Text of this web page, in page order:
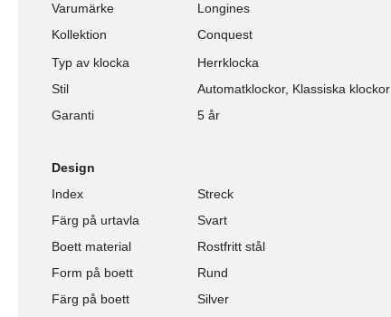
Varumärke
Longines
Kollektion
Conquest
Typ av klocka
Herrklocka
Stil
Automatklockor, Klassiska klockor
Garanti
5 år
Design
Index
Streck
Färg på urtavla
Svart
Boett material
Rostfritt stål
Form på boett
Rund
Färg på boett
Silver